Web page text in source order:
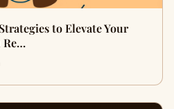
to Elevate Your
Re…